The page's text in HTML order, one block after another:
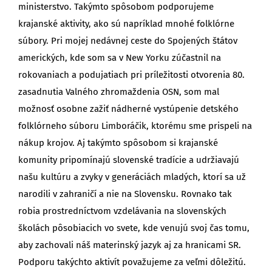
ministerstvo. Takýmto spôsobom podporujeme
krajanské aktivity, ako sú napríklad mnohé folklórne
súbory. Pri mojej nedávnej ceste do Spojených štátov
amerických, kde som sa v New Yorku zúčastnil na
rokovaniach a podujatiach pri príležitosti otvorenia 80.
zasadnutia Valného zhromaždenia OSN, som mal
možnosť osobne zažiť nádherné vystúpenie detského
folklórneho súboru Limboráčik, ktorému sme prispeli na
nákup krojov. Aj takýmto spôsobom si krajanské
komunity pripomínajú slovenské tradície a udržiavajú
našu kultúru a zvyky v generáciách mladých, ktorí sa už
narodili v zahraničí a nie na Slovensku. Rovnako tak
robia prostredníctvom vzdelávania na slovenských
školách pôsobiacich vo svete, kde venujú svoj čas tomu,
aby zachovali náš materinský jazyk aj za hranicami SR.
Podporu takýchto aktivít považujeme za veľmi dôležitú.